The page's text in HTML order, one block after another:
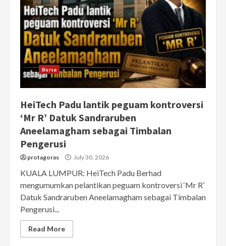
Bursa
HeiTech Padu lantik peguam kontroversi
‘Mr R’ Datuk Sandraruben
Aneelamagham sebagai Timbalan
Pengerusi
protagoras July 30, 2026
KUALA LUMPUR: HeiTech Padu Berhad
mengumumkan pelantikan peguam kontroversi ‘Mr R’
Datuk Sandraruben Aneelamagham sebagai Timbalan
Pengerusi...
Read More